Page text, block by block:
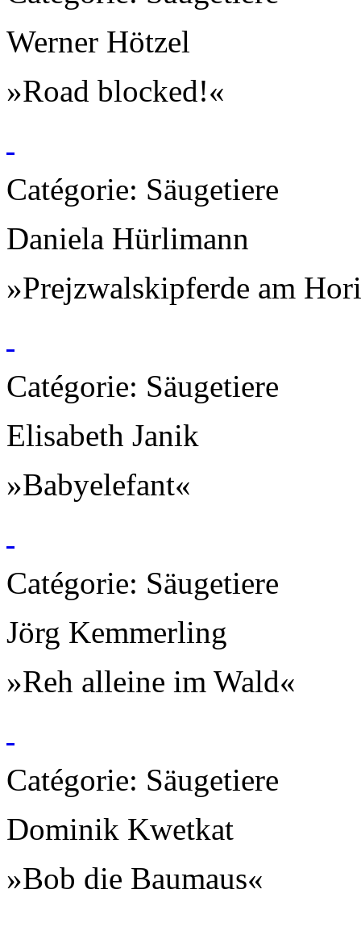
Werner Hötzel
»Road blocked!«
Catégorie: Säugetiere
Daniela Hürlimann
»Prejzwalskipferde am
Catégorie: Säugetiere
Elisabeth Janik
»Babyelefant«
Catégorie: Säugetiere
Jörg Kemmerling
»Reh alleine im Wald«
Catégorie: Säugetiere
Dominik Kwetkat
»Bob die Baumaus«